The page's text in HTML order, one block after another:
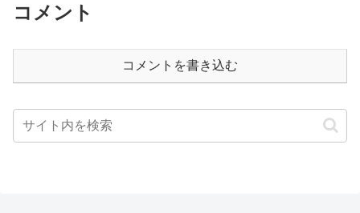
コメント
コメントを書き込む